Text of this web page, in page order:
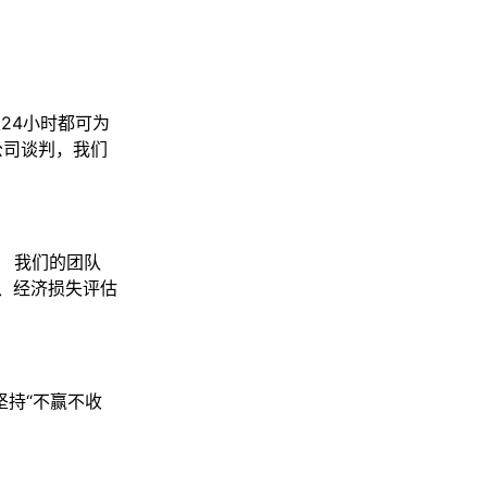
小时都可为
谈判，我们
我们的团队
经济损失评估
持“不赢不收